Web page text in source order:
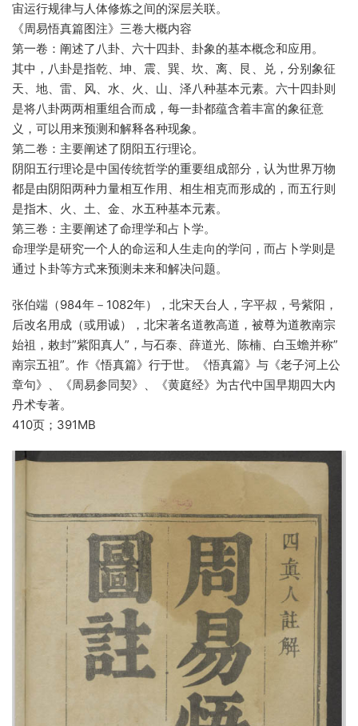
宙运行规律与人体修炼之间的深层关联。
《周易悟真篇图注》三卷大概内容
第一卷：阐述了八卦、六十四卦、卦象的基本概念和应用。
其中，八卦是指乾、坤、震、巽、坎、离、艮、兑，分别象征
天、地、雷、风、水、火、山、泽八种基本元素。六十四卦则
是将八卦两两相重组合而成，每一卦都蕴含着丰富的象征意
义，可以用来预测和解释各种现象。
第二卷：主要阐述了阴阳五行理论。
阴阳五行理论是中国传统哲学的重要组成部分，认为世界万物
都是由阴阳两种力量相互作用、相生相克而形成的，而五行则
是指木、火、土、金、水五种基本元素。
第三卷：主要阐述了命理学和占卜学。
命理学是研究一个人的命运和人生走向的学问，而占卜学则是
通过卜卦等方式来预测未来和解决问题。
张伯端（984年－1082年），北宋天台人，字平叔，号紫阳，
后改名用成（或用诚），北宋著名道教高道，被尊为道教南宗
始祖，敕封”紫阳真人”，与石泰、薛道光、陈楠、白玉蟾并称”
南宗五祖”。作《悟真篇》行于世。《悟真篇》与《老子河上公
章句》、《周易参同契》、《黄庭经》为古代中国早期四大内
丹术专著。
410页；391MB